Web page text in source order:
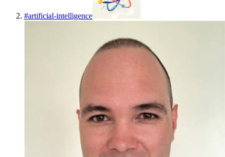
#artificial-intelligence